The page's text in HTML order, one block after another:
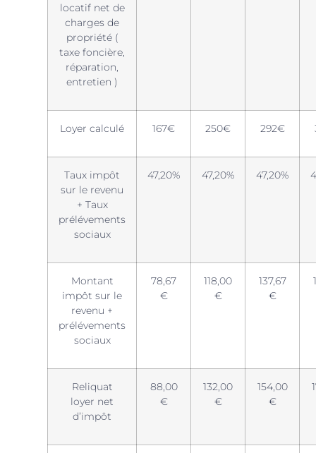
locatif net de
charges de
propriété (
taxe foncière,
réparation,
entretien )
Loyer calculé 167€ 250€ 292€
Taux impôt
sur le revenu
+ Taux
prélévements
sociaux
47,20% 47,20% 47,20%
Montant
impôt sur le
revenu +
prélévements
sociaux
78,67
€
118,00
€
137,67
€
Reliquat
loyer net
d’impôt
88,00
€
132,00
€
154,00
€